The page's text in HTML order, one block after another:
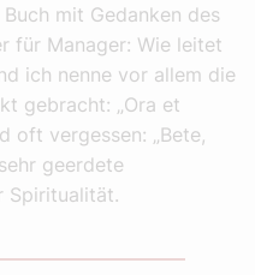
mit Gedanken des
für Manager: Wie leitet
ich nenne vor allem die
gebracht: „Ora et
oft vergessen: „Bete,
geerdete
Spiritualität.